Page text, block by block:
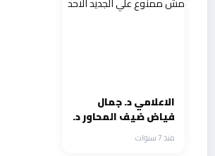
الاعلامي د. جمال
فياض ضيف المحاور د.
عماد دبور مش ممنوع
علي الجديد الاحد
منذ 7 سنوات